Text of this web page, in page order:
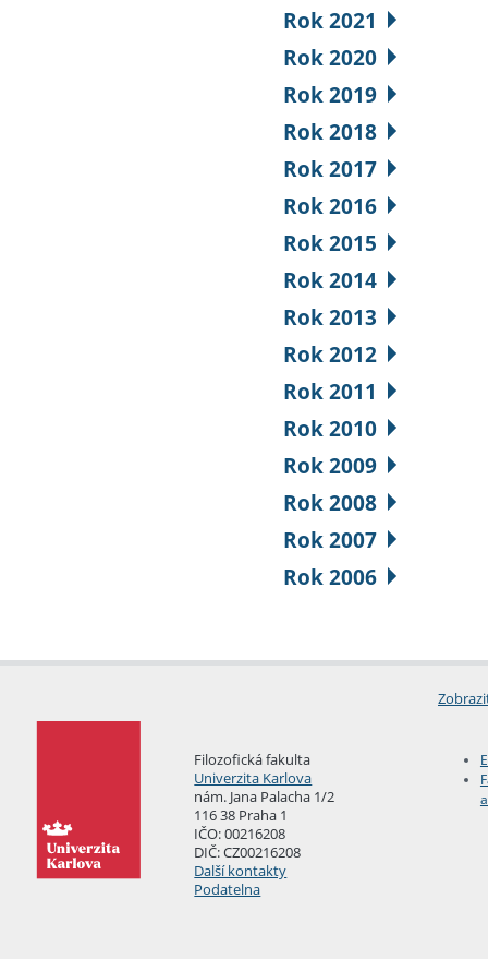
Rok 2021
Rok 2020
Rok 2019
Rok 2018
Rok 2017
Rok 2016
Rok 2015
Rok 2014
Rok 2013
Rok 2012
Rok 2011
Rok 2010
Rok 2009
Rok 2008
Rok 2007
Rok 2006
Filozofická fakulta
Univerzita Karlova
nám. Jana Palacha 1/2
116 38 Praha 1
IČO: 00216208
DIČ: CZ00216208
Další kontakty
Podatelna